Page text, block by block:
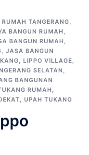
RUMAH TANGERANG,
BANGUN RUMAH ,
BANGUN RUMAH,
, JASA BANGUN
, LIPPO VILLAGE,
SELATAN ,
BANGUNAN
RUMAH ,
, UPAH TUKANG